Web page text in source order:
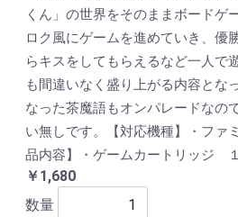
くん」の世界をそのままボードゲ
ロク風にゲームを進めていき、優
らキスをしてもらえるなど一人で
も間違いなく盛り上がる内容とな
なった茶魔語もオンパレードなの
い無しです。【対応機種】・ファ
品内容】・ゲームカートリッジ
￥1,680
数量